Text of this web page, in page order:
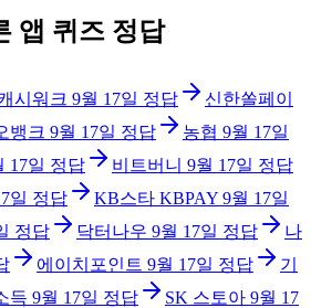
앱 퀴즈 정답
시워크 9월 17일 정답
신한쏠페이
뱅크 9월 17일 정답 농협 9월 17일
17일 정답 비트버니 9월 17일 정답
일 정답 KB스타 KBPAY 9월 17일
정답 닥터나우 9월 17일 정답
나
에이치포인트 9월 17일 정답
기
득 9월 17일 정답 SK 스토아 9월 17